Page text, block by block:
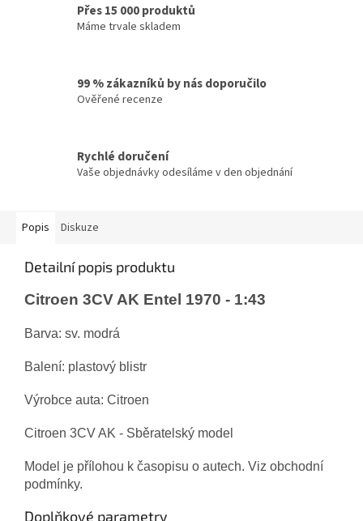
Přes 15 000 produktů
Máme trvale skladem
99 % zákazníků by nás doporučilo
Ověřené recenze
Rychlé doručení
Vaše objednávky odesíláme v den objednání
Popis Diskuze
Detailní popis produktu
Citroen 3CV AK Entel 1970 - 1:43
Barva: sv. modrá
Balení: plastový blistr
Výrobce auta: Citroen
Citroen 3CV AK - Sběratelský model
Model je přílohou k časopisu o autech. Viz obchodní
podmínky.
Doplňkové parametry